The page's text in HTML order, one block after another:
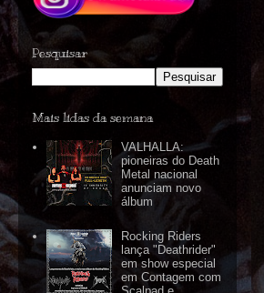
Pesquisar
Mais lidas da semana
VALHALLA:
pioneiras do Death
Metal nacional
anunciam novo
álbum
Rocking Riders
lança "Deathrider"
em show especial
em Contagem com